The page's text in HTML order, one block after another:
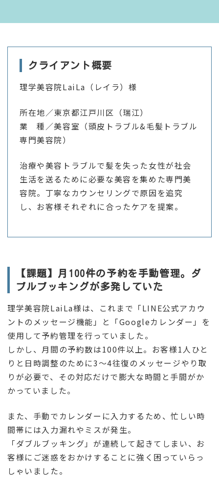
クライアント概要
理学美容院LaiLa（レイラ）様
所在地／東京都江戸川区（瑞江）
業 種／美容室（頭皮トラブル&毛髪トラブル
専門美容院）
治療や美容トラブルで髪を失った女性が社会
生活を送るために必要な美容を集めた専門美
容院。丁寧なカウンセリングで原因を追究
し、お客様それぞれに合ったケアを提案。
【課題】月100件の予約を手動管理。ダ
ブルブッキングが多発していた
理学美容院LaiLa様は、これまで「LINE公式アカウ
ントのメッセージ機能」と「Googleカレンダー」を
使用して予約管理を行っていました。
しかし、月間の予約数は100件以上。お客様1人ひと
りと日時調整のために3〜4往復のメッセージやり取
りが必要で、その対応だけで膨大な時間と手間がか
かっていました。
また、手動でカレンダーに入力するため、忙しい時
間帯には入力漏れやミスが発生。
「ダブルブッキング」が連続して起きてしまい、お
客様にご迷惑をおかけすることに強く困っていらっ
しゃいました。